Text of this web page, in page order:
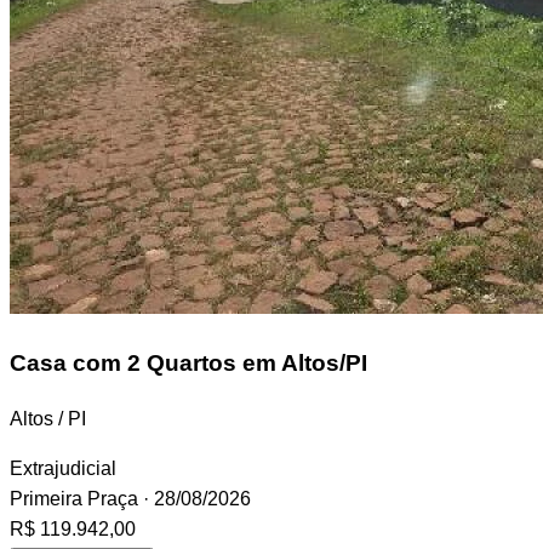
Casa com 2 Quartos em Altos/PI
Altos / PI
Extrajudicial
Primeira Praça · 28/08/2026
R$ 119.942,00